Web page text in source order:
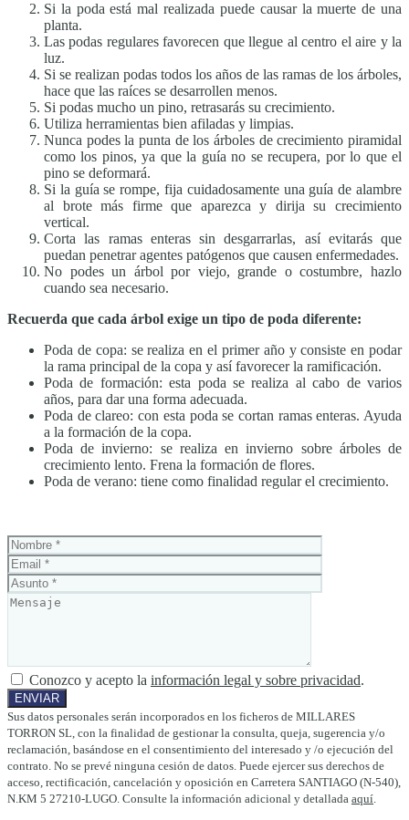
Si la poda está mal realizada puede causar la muerte de una
planta.
Las podas regulares favorecen que llegue al centro el aire y la
luz.
Si se realizan podas todos los años de las ramas de los árboles,
hace que las raíces se desarrollen menos.
Si podas mucho un pino, retrasarás su crecimiento.
Utiliza herramientas bien afiladas y limpias.
Nunca podes la punta de los árboles de crecimiento piramidal
como los pinos, ya que la guía no se recupera, por lo que el
pino se deformará.
Si la guía se rompe, fija cuidadosamente una guía de alambre
al brote más firme que aparezca y dirija su crecimiento
vertical.
Corta las ramas enteras sin desgarrarlas, así evitarás que
puedan penetrar agentes patógenos que causen enfermedades.
No podes un árbol por viejo, grande o costumbre, hazlo
cuando sea necesario.
Recuerda que cada árbol exige un tipo de poda diferente:
Poda de copa: se realiza en el primer año y consiste en podar
la rama principal de la copa y así favorecer la ramificación.
Poda de formación: esta poda se realiza al cabo de varios
años, para dar una forma adecuada.
Poda de clareo: con esta poda se cortan ramas enteras. Ayuda
a la formación de la copa.
Poda de invierno: se realiza en invierno sobre árboles de
crecimiento lento. Frena la formación de flores.
Poda de verano: tiene como finalidad regular el crecimiento.
Conozco y acepto la información legal y sobre privacidad.
Sus datos personales serán incorporados en los ficheros de MILLARES
TORRON SL, con la finalidad de gestionar la consulta, queja, sugerencia y/o
reclamación, basándose en el consentimiento del interesado y /o ejecución del
contrato. No se prevé ninguna cesión de datos. Puede ejercer sus derechos de
acceso, rectificación, cancelación y oposición en Carretera SANTIAGO (N-540),
N.KM 5 27210-LUGO. Consulte la información adicional y detallada aquí.